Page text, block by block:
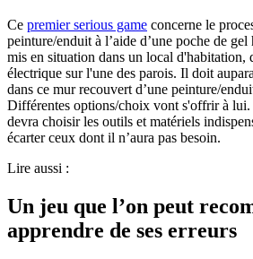
Ce premier serious game concerne le
peinture/enduit à l’aide d’une poche de
mis en situation dans un local
électrique sur l'une des parois. Il doit
dans ce mur recouvert d’une peinture/
Différentes options/choix vont s'offrir à lui.
devra choisir les outils et matériels
écarter ceux dont il n’aura pas besoin.
Lire aussi :
Un jeu que l’on peut
apprendre de ses erreurs